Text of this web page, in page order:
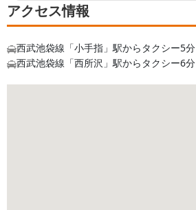
アクセス情報
西武池袋線「小手指」駅からタクシー5分
西武池袋線「西所沢」駅からタクシー6分